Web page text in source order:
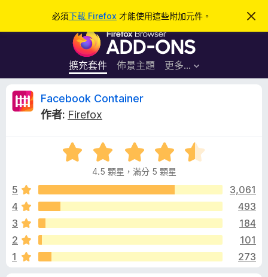
必須下載 Firefox 才能使用這些附加元件。
忽
此
F
r
e
覽
器
附
加
件
擴充套件 佈景主題 更多…
登入
F
e
b
o
Facebook Container
作者: Firefox
評
價
.
分
滿
5
4.5 顆星，滿分 5 顆星
5
3,061
4
493
3
184
2
101
1
273